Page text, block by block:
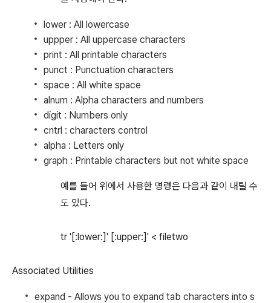
lower : All lowercase
uppper : All uppercase characters
print : All printable characters
punct : Punctuation characters
space : All white space
alnum : Alpha characters and numbers
digit : Numbers only
cntrl : characters control
alpha : Letters only
graph : Printable characters but not white space
예를 들어 위에서 사용한 명령은 다음과 같이 내릴 수
도 있다.
tr '[:lower:]' [:upper:]' < filetwo
Associated Utilities
expand - Allows you to expand tab characters into s